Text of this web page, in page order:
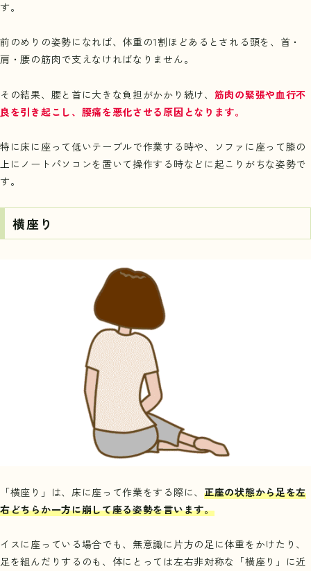
す。
前のめりの姿勢になれば、体重の1割ほどあるとされる頭を、首・
肩・腰の筋肉で支えなければなりません。
その結果、腰と首に大きな負担がかかり続け、 筋肉の緊張や血行不
良を引き起こし、腰痛を悪化させる原因となります。
特に床に座って低いテーブルで作業する時や、ソファに座って膝の
上にノートパソコンを置いて操作する時などに起こりがちな姿勢で
す。
横座り
「横座り」は、床に座って作業をする際に、 正座の状態から足を左
右どちらか一方に崩して座る姿勢を言います。
イスに座っている場合でも、無意識に片方の足に体重をかけたり、
足を組んだりするのも、体にとっては左右非対称な「横座り」に近